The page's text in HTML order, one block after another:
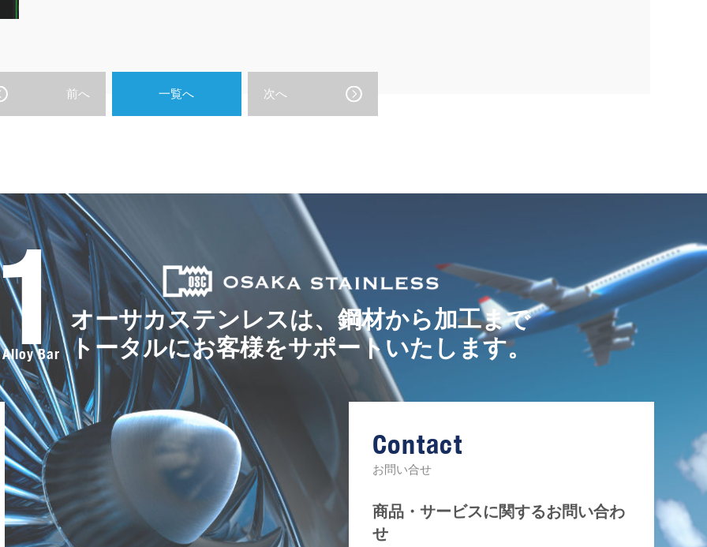
前へ 一覧へ 次へ
Bar
オーサカステンレスは、鋼材から加工まで
トータルにお客様をサポートいたします。
F
a
c
e
b
o
o
k
Contact
お問い合せ
商品・サービスに関するお問い合わ
せ